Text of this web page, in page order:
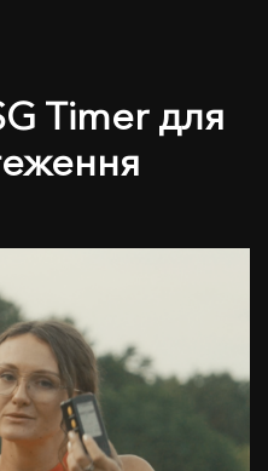
Timer для